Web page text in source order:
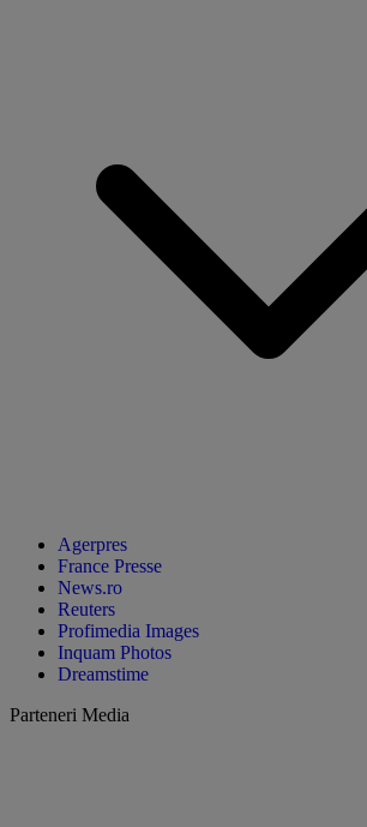
Agerpres
France Presse
News.ro
Reuters
Profimedia Images
Inquam Photos
Dreamstime
Parteneri Media